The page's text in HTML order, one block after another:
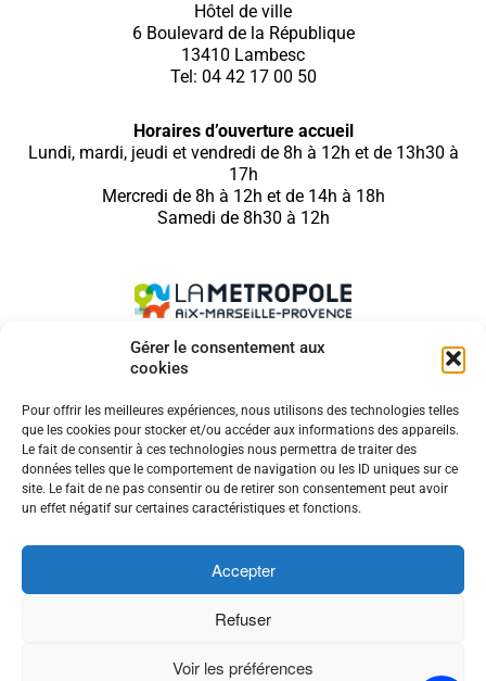
Gérer le consentement aux
cookies
Pour offrir les meilleures expériences, nous utilisons des technologies telles
que les cookies pour stocker et/ou accéder aux informations des appareils.
Le fait de consentir à ces technologies nous permettra de traiter des
données telles que le comportement de navigation ou les ID uniques sur ce
site. Le fait de ne pas consentir ou de retirer son consentement peut avoir
un effet négatif sur certaines caractéristiques et fonctions.
Accepter
Refuser
Voir les préférences
Hôtel de ville
6 Boulevard de la République
13410 Lambesc
Tel: 04 42 17 00 50
Horaires d’ouverture accueil
Lundi, mardi, jeudi et vendredi de 8h à 12h et de 13h30 à
17h
Mercredi de 8h à 12h et de 14h à 18h
Samedi de 8h30 à 12h
MENTIONS LÉGALES
ACCESSIBILITÉ